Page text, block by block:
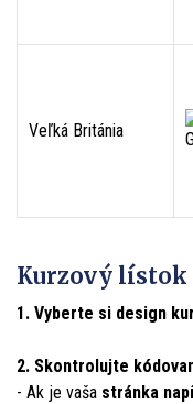
Veľká Británia
Kurzový lístok
1. Vyberte si design
2. Skontrolujte
- Ak je vaša stránka